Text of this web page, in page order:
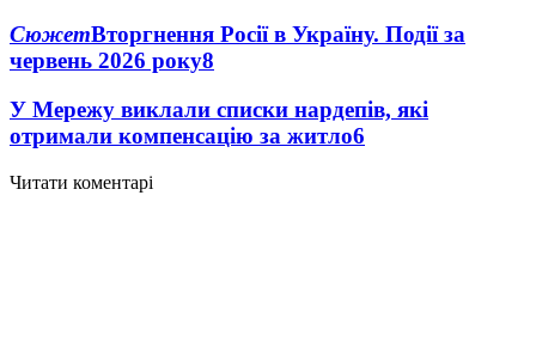
СюжетВторгнення Росії в Україну. Події за
червень 2026 року8
У Мережу виклали списки нардепів, які
отримали компенсацію за житло6
Читати коментарі